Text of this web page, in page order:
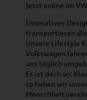
Jetzt online im
Innovatives
transportieren die
Unsere Lifestyle
Volkswagen
uns täglich
Es ist doch so:
so haben wir
Menschheit